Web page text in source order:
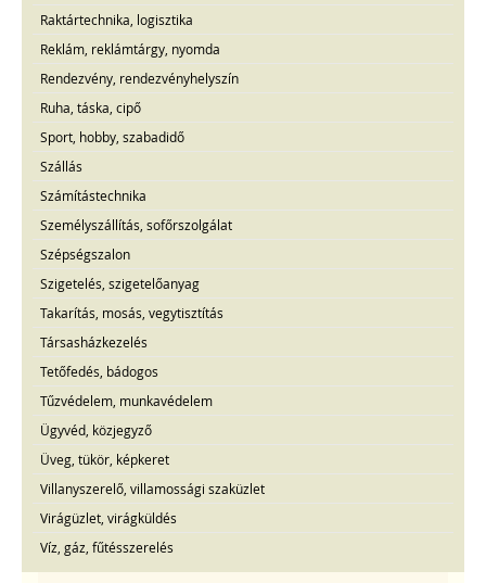
Raktártechnika, logisztika
Reklám, reklámtárgy, nyomda
Rendezvény, rendezvényhelyszín
Ruha, táska, cipő
Sport, hobby, szabadidő
Szállás
Számítástechnika
Személyszállítás, sofőrszolgálat
Szépségszalon
Szigetelés, szigetelőanyag
Takarítás, mosás, vegytisztítás
Társasházkezelés
Tetőfedés, bádogos
Tűzvédelem, munkavédelem
Ügyvéd, közjegyző
Üveg, tükör, képkeret
Villanyszerelő, villamossági szaküzlet
Virágüzlet, virágküldés
Víz, gáz, fűtésszerelés